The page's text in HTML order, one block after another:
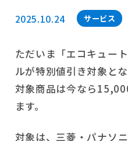
2025.10.24 サービス
ただいま「エコキュー
ルが特別値引き対象とな
対象商品は今なら
ます。
対象は、三菱・パナソ